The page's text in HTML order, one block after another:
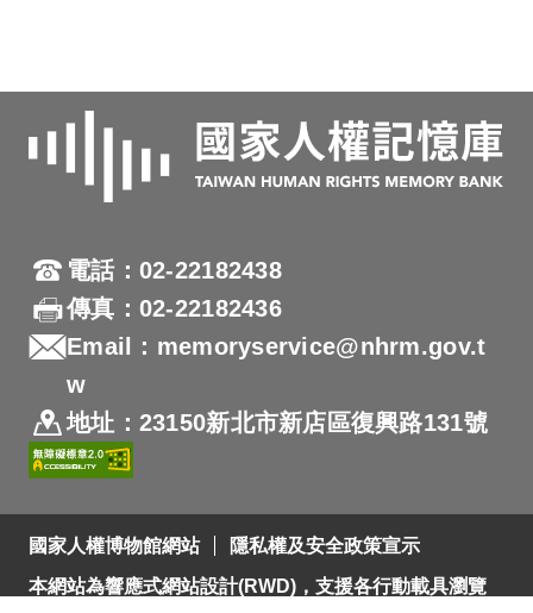
電話：02-22182438
傳真：02-22182436
Email：memoryservice@nhrm.gov.t
w
地址：23150新北市新店區復興路131號
國家人權博物館網站
隱私權及安全政策宣示
本網站為響應式網站設計(RWD)，支援各行動載具瀏覽